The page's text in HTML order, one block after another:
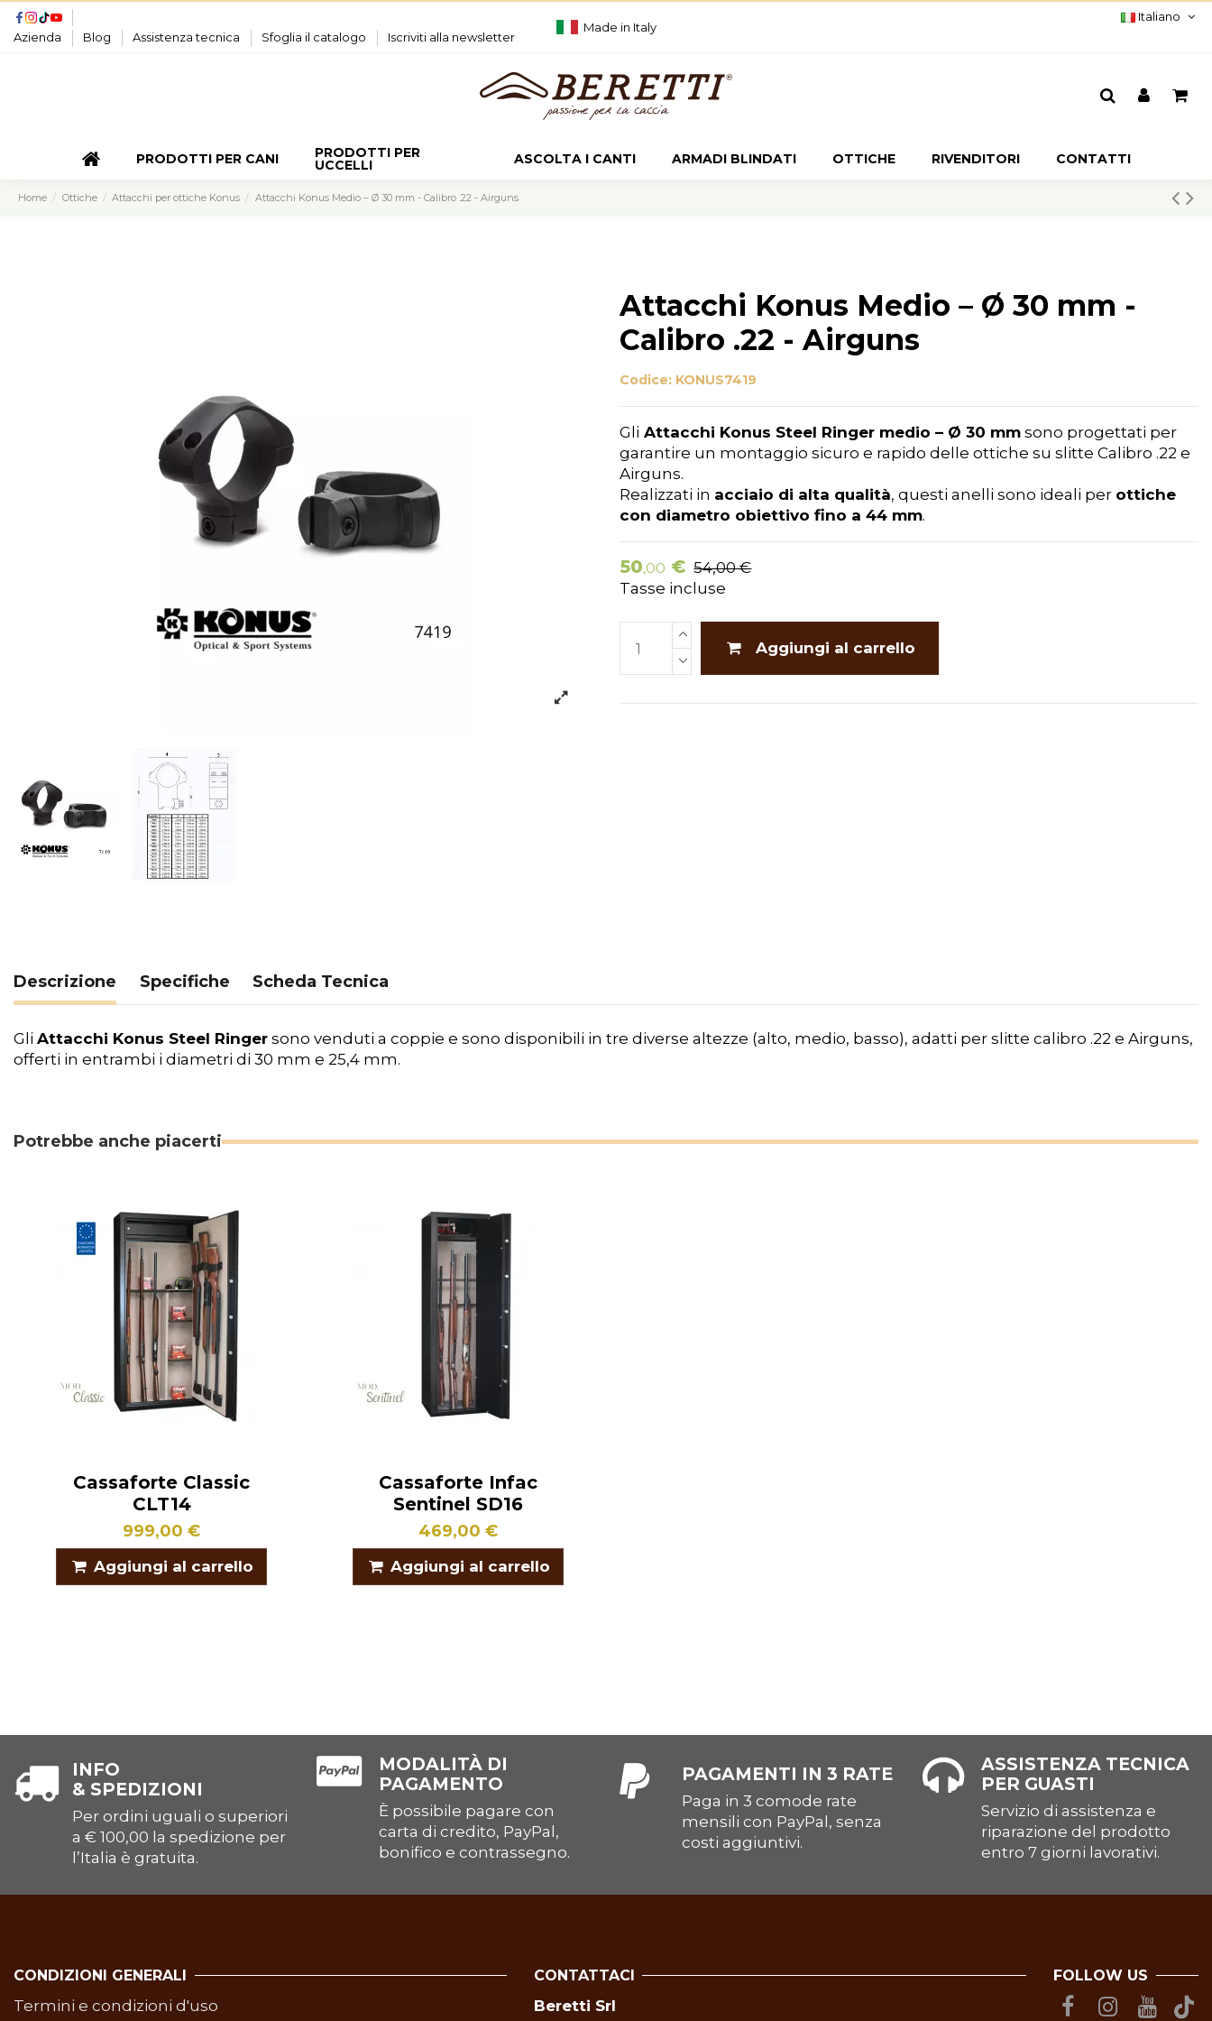
Azienda Blog Assistenza tecnica Sfoglia il catalogo Iscriviti alla newsletter
Made in Italy
Italiano
PRODOTTI PER CANI PRODOTTI PER
UCCELLI ASCOLTA I CANTI ARMADI BLINDATI OTTICHE RIVENDITORI CONTATTI
Home Ottiche Attacchi per ottiche Konus Attacchi Konus Medio – Ø 30 mm - Calibro .22 - Airguns
Attacchi Konus Medio – Ø 30 mm -
Calibro .22 - Airguns
Codice: KONUS7419
Gli Attacchi Konus Steel Ringer medio – Ø 30 mm sono progettati per
garantire un montaggio sicuro e rapido delle ottiche su slitte Calibro .22 e
Airguns.
Realizzati in acciaio di alta qualità, questi anelli sono ideali per ottiche
con diametro obiettivo fino a 44 mm.
50,00 € 54,00 €
Tasse incluse
Aggiungi al carrello
Descrizione Specifiche Scheda Tecnica
Gli Attacchi Konus Steel Ringer sono venduti a coppie e sono disponibili in tre diverse altezze (alto, medio, basso), adatti per slitte calibro .22 e Airguns,
offerti in entrambi i diametri di 30 mm e 25,4 mm.
Potrebbe anche piacerti
Cassaforte Classic
CLT14
999,00 €
Aggiungi al carrello
Cassaforte Infac
Sentinel SD16
469,00 €
Aggiungi al carrello
INFO
& SPEDIZIONI
Per ordini uguali o superiori
a € 100,00 la spedizione per
l’Italia è gratuita.
MODALITÀ DI
PAGAMENTO
È possibile pagare con
carta di credito, PayPal,
bonifico e contrassegno.
PAGAMENTI IN 3 RATE
Paga in 3 comode rate
mensili con PayPal, senza
costi aggiuntivi.
ASSISTENZA TECNICA
PER GUASTI
Servizio di assistenza e
riparazione del prodotto
entro 7 giorni lavorativi.
CONDIZIONI GENERALI
Termini e condizioni d'uso
CONTATTACI
Beretti Srl
FOLLOW US